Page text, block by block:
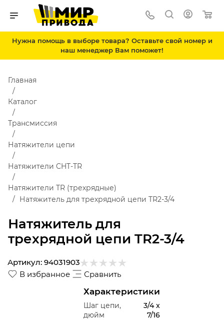
Нужна помощь в выборе товара? Оставьте свой номер и
наш менеджер Вам поможет!
Натяжитель для
трехрядной цепи TR2-3/4
Главная
Каталог
Трансмиссия
Натяжители цепи
Натяжители CHT-TR
Натяжители TR (трехрядные)
Натяжитель для трехрядной цепи TR2-3/4
В избранное Сравнить
Артикул: 94031903
Характеристики
Шаг цепи,
дюйм
3/4 x
7/16